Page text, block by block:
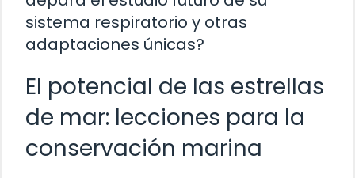
sistema respiratorio y otras
adaptaciones únicas?
El potencial de las estrellas
de mar: lecciones para la
conservación marina